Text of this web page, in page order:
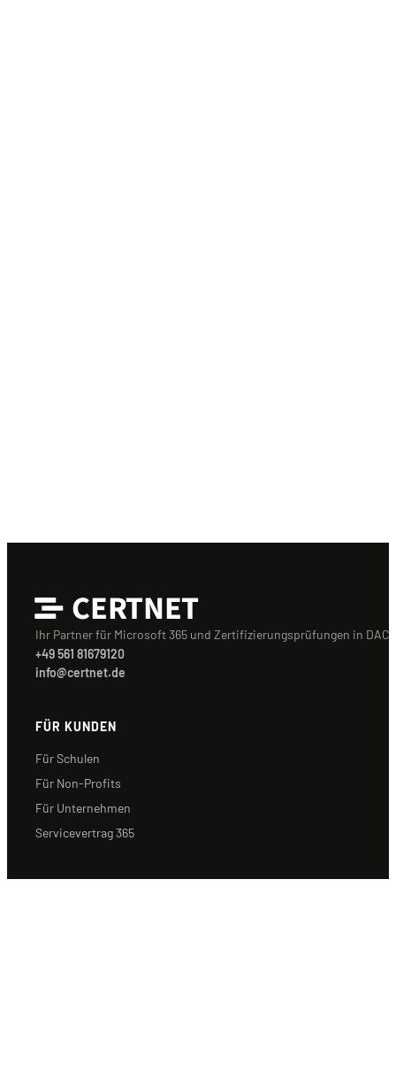
CERTNET
Ihr Partner für Microsoft 365 und Zertifizierungsprüfungen in
+49 561 81679120
info@certnet.de
FÜR KUNDEN
Für Schulen
Für Non-Profits
Für Unternehmen
Servicevertrag 365